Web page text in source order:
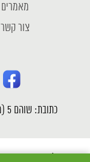
מאמרים
צור קשר
כתובת: שוהם 5 (מתחם הבורסה) רמת גן | טלפון: 03-6161340